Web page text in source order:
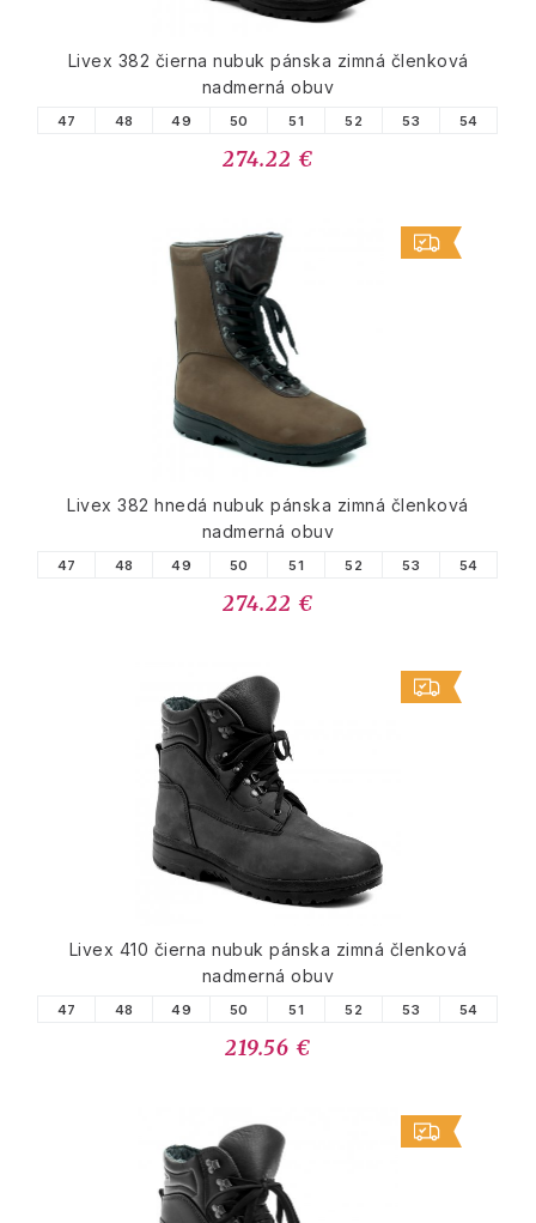
Livex 382 čierna nubuk pánska zimná členková
nadmerná obuv
47 48 49 50 51 52 53 54
274.22 €
Livex 382 hnedá nubuk pánska zimná členková
nadmerná obuv
47 48 49 50 51 52 53 54
274.22 €
Livex 410 čierna nubuk pánska zimná členková
nadmerná obuv
47 48 49 50 51 52 53 54
219.56 €